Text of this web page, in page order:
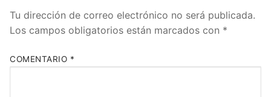
Tu dirección de correo electrónico no será publicada.
Los campos obligatorios están marcados con *
COMENTARIO *